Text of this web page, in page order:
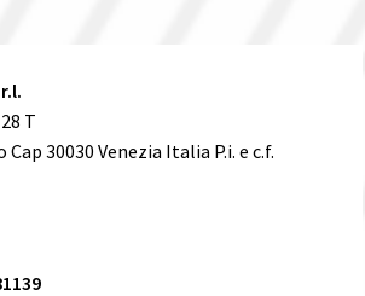
T
30030 Venezia Italia P.i. e c.f.